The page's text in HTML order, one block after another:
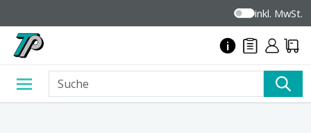
inkl. MwSt.